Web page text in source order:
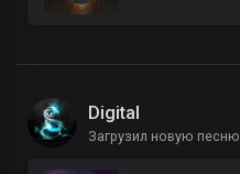
Digital
Загрузил новую песню,